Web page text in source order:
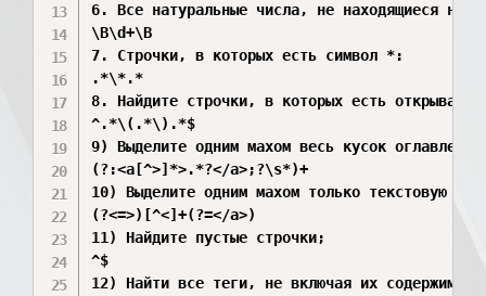
6. Все натуральные числа, не находящиеся на
\B\d+\B
7. Строчки, в которых есть символ *:
.*\*.*
8. Найдите строчки, в которых есть
^.*\(.*\).*$
9) Выделите одним махом весь кусок
(?:<a[^>]*>.*?</a>;?\s*)+
10) Выделите одним махом только текстовую
(?<=>)[^<]+(?=</a>)
11) Найдите пустые строчки;
^$
12) Найти все теги, не включая их содержимое.